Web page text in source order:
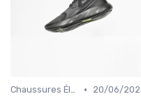
Chaussures Élégantes et de Cérémonie •
20/06/